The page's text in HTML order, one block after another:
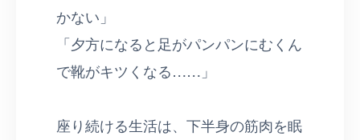
かない」
「夕方になると足がパンパンにむくん
で靴がキツくなる……」
座り続ける生活は、下半身の筋肉を眠